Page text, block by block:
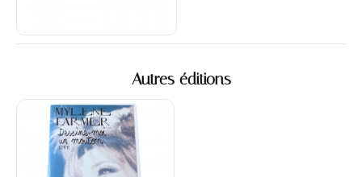
Autres éditions